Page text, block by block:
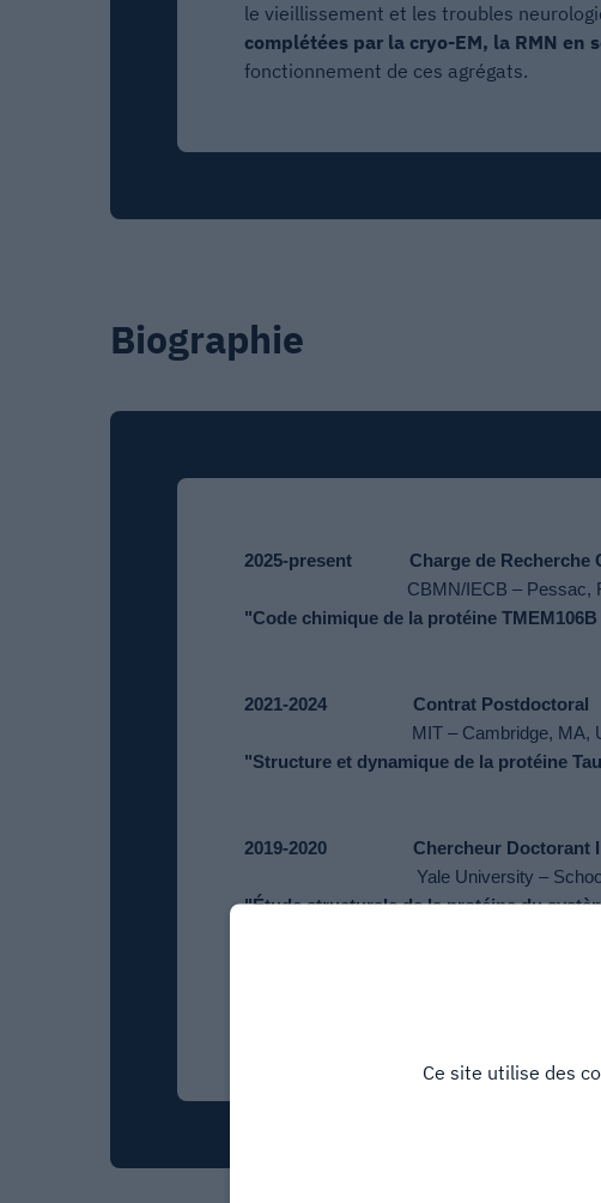
Ce site utilise des
le vieillissement et les troubles
complétées par la cryo-EM, la RMN en
fonctionnement de ces agrégats.
Biographie
2025-present
Charge de Recherche
CBMN/IECB – Pessac,
"Code chimique de la protéine
2021-2024 Contrat Postdoctoral
MIT – Cambridge, MA,
"Structure et dynamique de la protéine
2019-2020
Chercheur Doctorant
Yale University –
"Étude structurale de la protéine du
Doctorat – Ecole
“Études structurales d'assemblages